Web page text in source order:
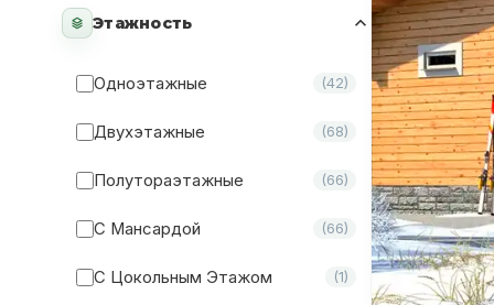
Этажность
Одноэтажные (42)
Двухэтажные (68)
Полутораэтажные (66)
С Мансардой (66)
С Цокольным Этажом (1)